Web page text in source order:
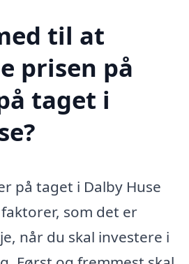
til at
prisen på
taget i
på taget i Dalby Huse
som det er
når du skal investere i